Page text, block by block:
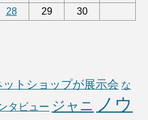
28 29
30
ットショップが展示会 な
タビュー ジャニ ノウ